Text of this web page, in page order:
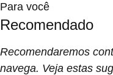
Para você
Recomendado
Recomendaremos
navega. Veja estas